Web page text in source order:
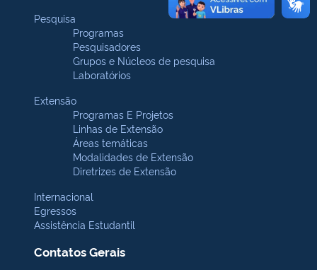
Pesquisa
Programas
Pesquisadores
Grupos e Núcleos de pesquisa
Laboratórios
Extensão
Programas E Projetos
Linhas de Extensão
Áreas temáticas
Modalidades de Extensão
Diretrizes de Extensão
Internacional
Egressos
Assistência Estudantil
Contatos Gerais